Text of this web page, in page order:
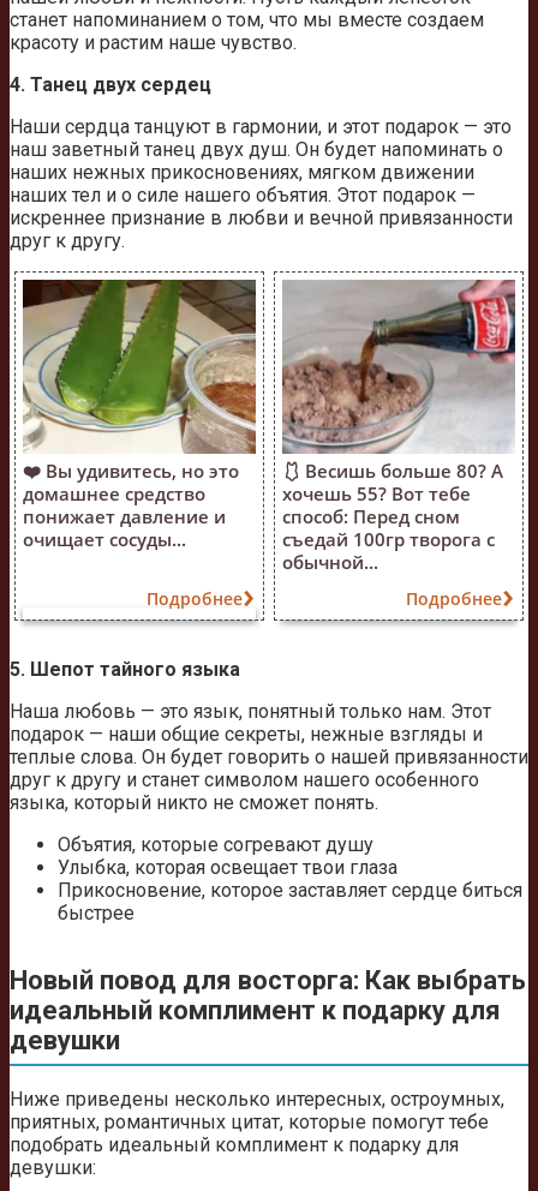
станет напоминанием о том, что мы вместе создаем
красоту и растим наше чувство.
4. Танец двух сердец
Наши сердца танцуют в гармонии, и этот подарок — это
наш заветный танец двух душ. Он будет напоминать о
наших нежных прикосновениях, мягком движении
наших тел и о силе нашего объятия. Этот подарок —
искреннее признание в любви и вечной привязанности
друг к другу.
❤️ Вы удивитесь, но это
домашнее средство
понижает давление и
очищает сосуды...
Подробнее
🩱 Весишь больше 80? А
хочешь 55? Вот тебе
способ: Перед сном
съедай 100гр творога с
обычной...
Подробнее
5. Шепот тайного языка
Наша любовь — это язык, понятный только нам. Этот
подарок — наши общие секреты, нежные взгляды и
теплые слова. Он будет говорить о нашей привязанности
друг к другу и станет символом нашего особенного
языка, который никто не сможет понять.
Объятия, которые согревают душу
Улыбка, которая освещает твои глаза
Прикосновение, которое заставляет сердце биться
быстрее
Новый повод для восторга: Как выбрать
идеальный комплимент к подарку для
девушки
Ниже приведены несколько интересных, остроумных,
приятных, романтичных цитат, которые помогут тебе
подобрать идеальный комплимент к подарку для
девушки: